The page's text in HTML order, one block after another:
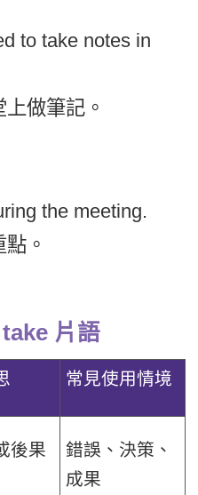
to take notes in
做筆記。
the meeting.
。
片語
常見使用情境
後果
錯誤、決策、
成果